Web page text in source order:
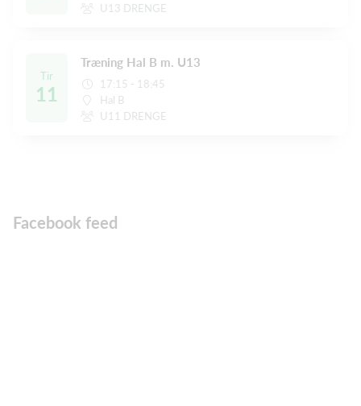
U13 DRENGE
Tir
11
Træning Hal B m. U13
17:15 - 18:45
Hal B
U11 DRENGE
Facebook feed